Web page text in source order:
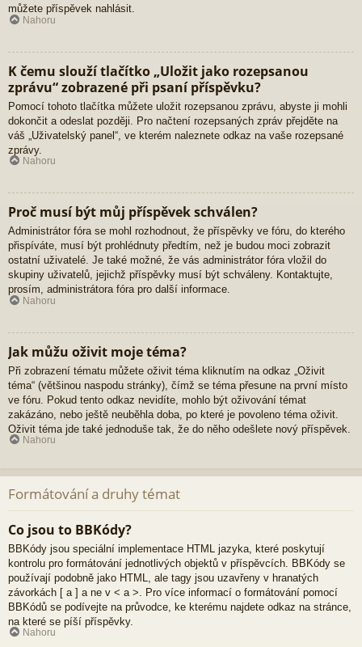
můžete příspěvek nahlásit.
Nahoru
K čemu slouží tlačítko „Uložit jako rozepsanou
zprávu“ zobrazené při psaní příspěvku?
Pomocí tohoto tlačítka můžete uložit rozepsanou zprávu, abyste ji mohli
dokončit a odeslat později. Pro načtení rozepsaných zpráv přejděte na
váš „Uživatelský panel“, ve kterém naleznete odkaz na vaše rozepsané
zprávy.
Nahoru
Proč musí být můj příspěvek schválen?
Administrátor fóra se mohl rozhodnout, že příspěvky ve fóru, do kterého
přispíváte, musí být prohlédnuty předtím, než je budou moci zobrazit
ostatní uživatelé. Je také možné, že vás administrátor fóra vložil do
skupiny uživatelů, jejichž příspěvky musí být schváleny. Kontaktujte,
prosím, administrátora fóra pro další informace.
Nahoru
Jak můžu oživit moje téma?
Při zobrazení tématu můžete oživit téma kliknutím na odkaz „Oživit
téma“ (většinou naspodu stránky), čímž se téma přesune na první místo
ve fóru. Pokud tento odkaz nevidíte, mohlo být oživování témat
zakázáno, nebo ještě neuběhla doba, po které je povoleno téma oživit.
Oživit téma jde také jednoduše tak, že do něho odešlete nový příspěvek.
Nahoru
Formátování a druhy témat
Co jsou to BBKódy?
BBKódy jsou speciální implementace HTML jazyka, které poskytují
kontrolu pro formátování jednotlivých objektů v příspěvcích. BBKódy se
používají podobně jako HTML, ale tagy jsou uzavřeny v hranatých
závorkách [ a ] a ne v < a >. Pro více informací o formátování pomocí
BBKódů se podívejte na průvodce, ke kterému najdete odkaz na stránce,
na které se píší příspěvky.
Nahoru